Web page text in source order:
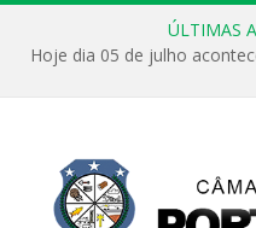
ÚLTIMAS